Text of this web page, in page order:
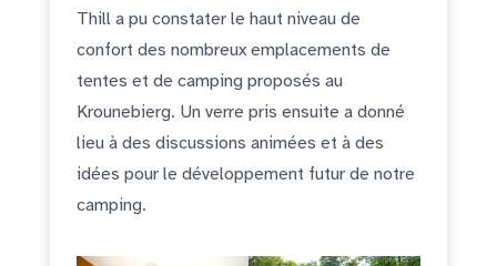
Thill a pu constater le haut niveau de
confort des nombreux emplacements de
tentes et de camping proposés au
Krounebierg. Un verre pris ensuite a donné
lieu à des discussions animées et à des
idées pour le développement futur de notre
camping.